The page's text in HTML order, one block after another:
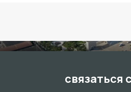
связаться